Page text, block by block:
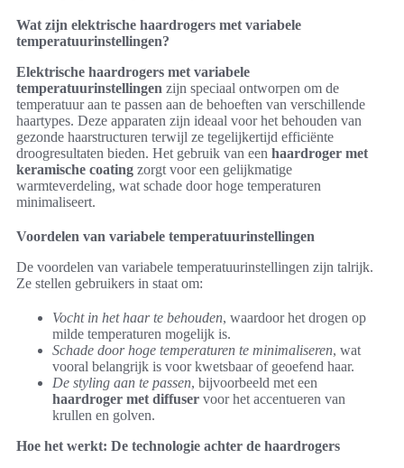
Wat zijn elektrische haardrogers met variabele
temperatuurinstellingen?
Elektrische haardrogers met variabele
temperatuurinstellingen zijn speciaal ontworpen om de
temperatuur aan te passen aan de behoeften van verschillende
haartypes. Deze apparaten zijn ideaal voor het behouden van
gezonde haarstructuren terwijl ze tegelijkertijd efficiënte
droogresultaten bieden. Het gebruik van een haardroger met
keramische coating zorgt voor een gelijkmatige
warmteverdeling, wat schade door hoge temperaturen
minimaliseert.
Voordelen van variabele temperatuurinstellingen
De voordelen van variabele temperatuurinstellingen zijn talrijk.
Ze stellen gebruikers in staat om:
Vocht in het haar te behouden, waardoor het drogen op
milde temperaturen mogelijk is.
Schade door hoge temperaturen te minimaliseren, wat
vooral belangrijk is voor kwetsbaar of geoefend haar.
De styling aan te passen, bijvoorbeeld met een
haardroger met diffuser voor het accentueren van
krullen en golven.
Hoe het werkt: De technologie achter de haardrogers